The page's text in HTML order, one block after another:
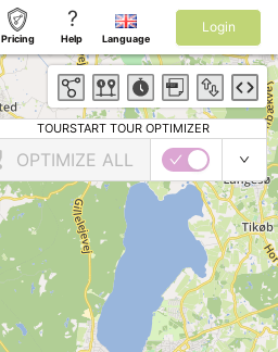
Pricing
?
Help Language
Login
TOURSTART TOUR OPTIMIZER
OPTIMIZE ALL